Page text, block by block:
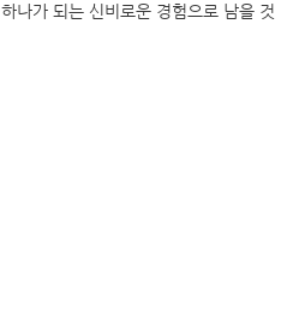
나가 되는 신비로운 경험으로 남을 것